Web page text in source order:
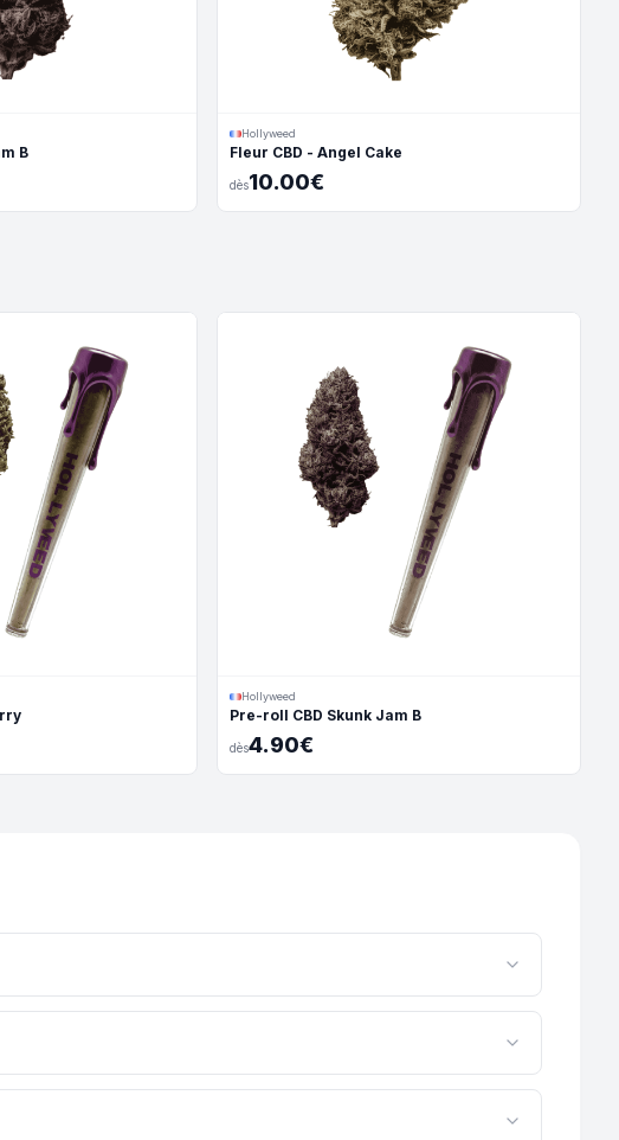
B
Hollyweed
Fleur CBD - Angel Cake
dès10.00€
Hollyweed
Pre-roll CBD Skunk Jam B
dès4.90€
Détente et gourmandise.
aux débutants. Il offre une relaxation rapide et un apaisement